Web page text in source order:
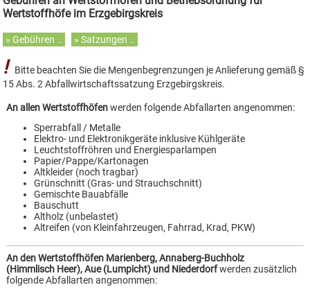
Wertstoffhöfe im Erzgebirgskreis
» Gebühren .. » Satzungen ..
! Bitte beachten Sie die Mengenbegrenzungen je Anlieferung gemäß §
15 Abs. 2 Abfallwirtschaftssatzung Erzgebirgskreis.
An allen Wertstoffhöfenwerden folgende Abfallarten angenommen:
Sperrabfall / Metalle
Elektro- und Elektronikgeräte inklusive Kühlgeräte
Leuchtstoffröhren und Energiesparlampen
Papier/Pappe/Kartonagen
Altkleider (noch tragbar)
Grünschnitt (Gras- und Strauchschnitt)
Gemischte Bauabfälle
Bauschutt
Altholz (unbelastet)
Altreifen (von Kleinfahrzeugen, Fahrrad, Krad, PKW)
An den Wertstoffhöfen Marienberg, Annaberg-Buchholz
(Himmlisch Heer), Aue (Lumpicht) und Niederdorfwerden zusätzlich
folgende Abfallarten angenommen: